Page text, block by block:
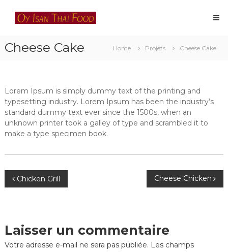
content
Oy
Isan
Food
Lausanne
Cheese Cake Home Projets Cheese Cake
Lorem Ipsum is simply dummy text of the printing and
typesetting industry. Lorem Ipsum has been the industry’s
standard dummy text ever since the 1500s, when an
unknown printer took a galley of type and scrambled it to
make a type specimen book.
Navigation
l’article
Chicken Grill Cheese Chicken
Laisser un commentaire
Votre adresse e-mail ne sera pas publiée. Les champs